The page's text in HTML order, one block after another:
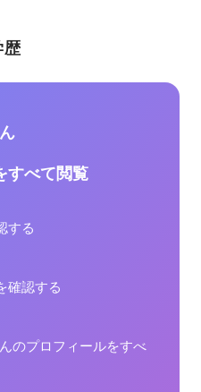
歴
すべて閲覧
する
確認する
のプロフィールをすべ